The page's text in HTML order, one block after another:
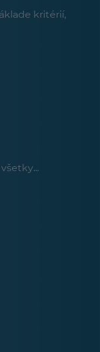
kritérií,